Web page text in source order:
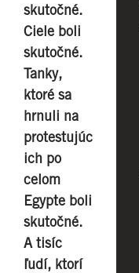
skutočné.
Ciele boli
skutočné.
Tanky,
ktoré sa
hrnuli na
protestujúc
ich po
celom
Egypte boli
skutočné.
A tisíc
ľudí, ktorí